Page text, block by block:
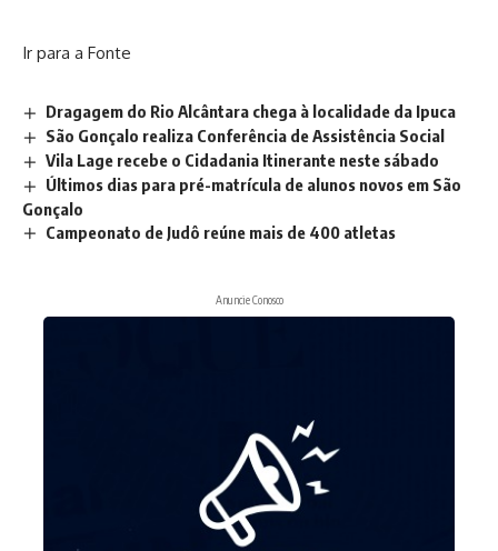
Ir para a Fonte
Dragagem do Rio Alcântara chega à localidade da Ipuca
São Gonçalo realiza Conferência de Assistência Social
Vila Lage recebe o Cidadania Itinerante neste sábado
Últimos dias para pré-matrícula de alunos novos em São
Gonçalo
Campeonato de Judô reúne mais de 400 atletas
Anuncie Conosco